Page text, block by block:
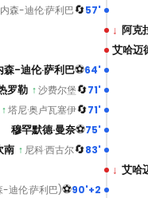
57'
🔄
内森-迪伦·萨利巴
↓ 阿克
艾哈迈
64'
⚽
森-迪伦·萨利巴
71'
🔄
罗勒 ↑沙费尔堡
71'
🔄
↑塔尼·奥卢瓦塞伊
75'
⚽
穆罕默德·曼奈
83'
🔄
南 ↑ 尼科·西古尔
↓ 艾哈
90'+2
⚽
-迪伦·萨利巴)